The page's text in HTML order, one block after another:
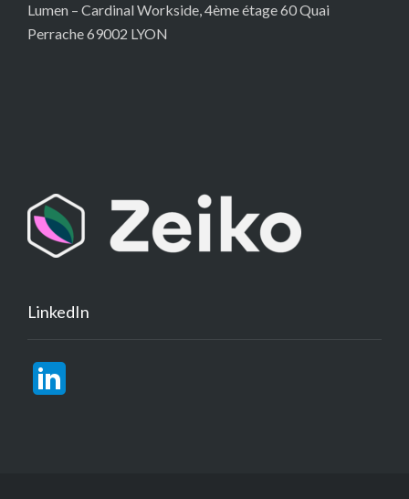
Lumen – Cardinal Workside, 4ème étage 60 Quai
Perrache 69002 LYON
LinkedIn